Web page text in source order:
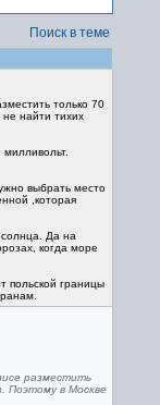
Поиск в теме
только 70
найти тихих
выбрать место
,которая
Да на
когда море
польской границы
разместить
Поэтому в Москве